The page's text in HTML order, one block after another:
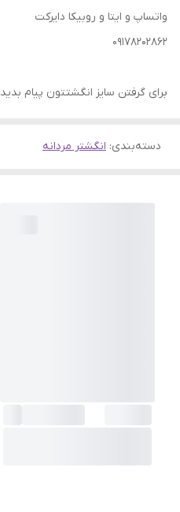
واتساپ و ایتا و روبیکا دایرکت
09178202862
برای گرفتن سایز انگشتتون پیام بدید
دسته‌بندی: انگشتر مردانه